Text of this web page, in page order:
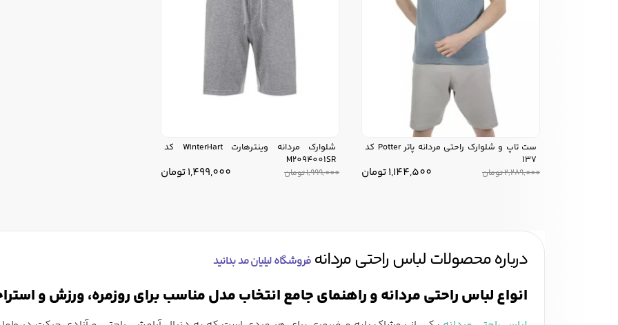
ست تاپ و شلوارک راحتی مردانه پاتر Potter کد
137
2,289,000تومان 1,144,500تومان
شلوارک مردانه وینترهارت WinterHart کد
M2094001SR
1,999,000تومان 1,499,000تومان
درباره محصولات لباس راحتی مردانهفروشگاه لیلیان مد بدانید
انواع لباس راحتی مردانه و راهنمای جامع انتخاب مدل مناسب برای روزمره، ورزش و